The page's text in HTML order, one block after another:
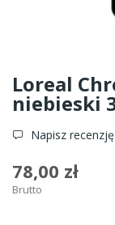
Loreal
niebieski
Napisz recenzję
78,00 zł
Brutto